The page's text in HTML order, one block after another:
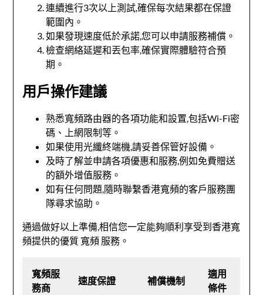
連續進行3次以上測試,確保每次結果都在保證
範圍內。
如果發現速度低於承諾,您可以申請服務補償。
檢查網絡延遲和丟包率,確保實際體驗符合預
期。
用戶操作建議
熟悉寬頻路由器的各項功能和設置,包括Wi-Fi密
碼、上網限制等。
如果使用光纖終端機,請妥善保管好設備。
及時了解並申請各項優惠和服務,例如免費贈送
的額外增值服務。
如有任何問題,隨時聯繫香港寬頻的客戶服務團
隊尋求協助。
通過做好以上準備,相信您一定能夠順利享受到香港寬
頻提供的優質 寬頻 服務。
寬頻服
務商
速度保證 補償機制
適用
條件